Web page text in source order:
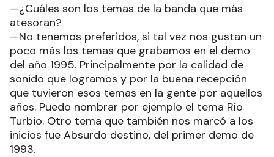
—¿Cuáles son los temas de la banda que más
atesoran?
—No tenemos preferidos, si tal vez nos gustan un
poco más los temas que grabamos en el demo
del año 1995. Principalmente por la calidad de
sonido que logramos y por la buena recepción
que tuvieron esos temas en la gente por aquellos
años. Puedo nombrar por ejemplo el tema Río
Turbio. Otro tema que también nos marcó a los
inicios fue Absurdo destino, del primer demo de
1993.